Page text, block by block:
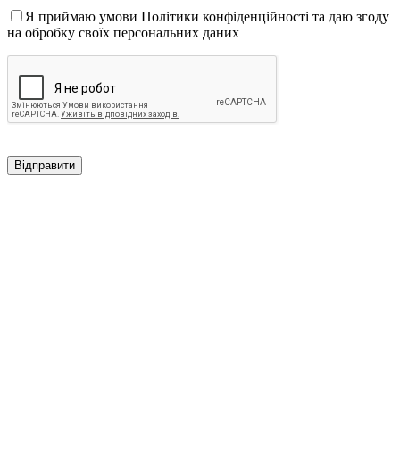
Я приймаю умови Політики конфіденційності та даю згоду
на обробку своїх персональних даних